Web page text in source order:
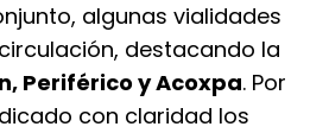
algunas vialidades
destacando la
Periférico y Acoxpa. Por
con claridad los